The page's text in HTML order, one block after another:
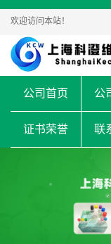
欢迎访问本站！
公司首页 公
证书荣誉 联